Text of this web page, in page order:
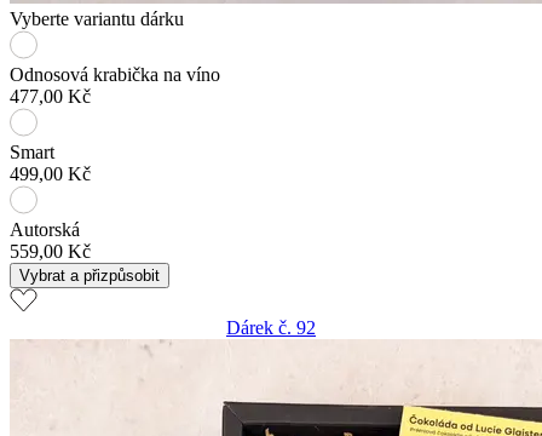
Vyberte variantu dárku
Odnosová krabička na víno
477,00 Kč
Smart
499,00 Kč
Autorská
559,00 Kč
Vybrat a přizpůsobit
Dárek č. 92